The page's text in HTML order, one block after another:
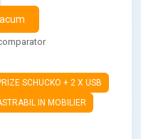
SCHUCKO + 2 X USB
IN MOBILIER